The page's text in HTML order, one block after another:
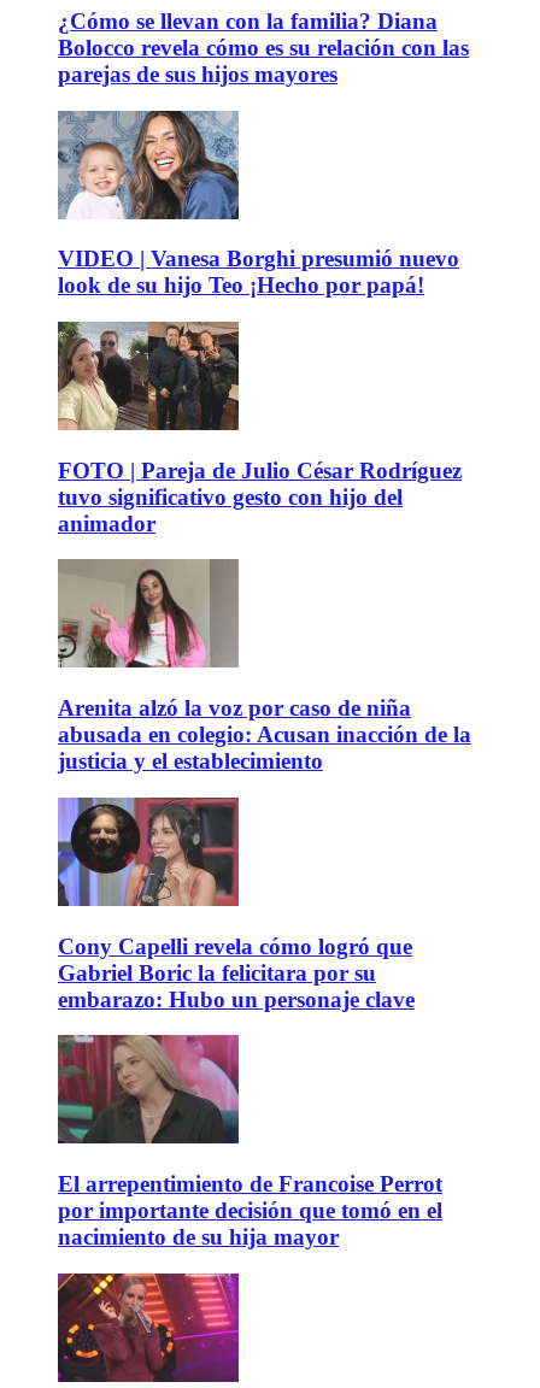
¿Cómo se llevan con la familia? Diana
Bolocco revela cómo es su relación con las
parejas de sus hijos mayores
VIDEO | Vanesa Borghi presumió nuevo
look de su hijo Teo ¡Hecho por papá!
FOTO | Pareja de Julio César Rodríguez
tuvo significativo gesto con hijo del
animador
Arenita alzó la voz por caso de niña
abusada en colegio: Acusan inacción de la
justicia y el establecimiento
Cony Capelli revela cómo logró que
Gabriel Boric la felicitara por su
embarazo: Hubo un personaje clave
El arrepentimiento de Francoise Perrot
por importante decisión que tomó en el
nacimiento de su hija mayor